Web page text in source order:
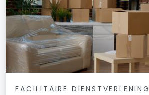
FACILITAIRE DIENSTVERLENING